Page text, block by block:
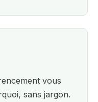
vous
sans jargon.